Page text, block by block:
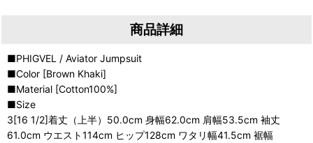
商品詳細
■PHIGVEL / Aviator Jumpsuit
■Color [Brown Khaki]
■Material [Cotton100%]
■Size
3[16 1/2]着丈（上半）50.0cm 身幅62.0cm 肩幅53.5cm 袖丈
61.0cm ウエスト114cm ヒップ128cm ワタリ幅41.5cm 裾幅